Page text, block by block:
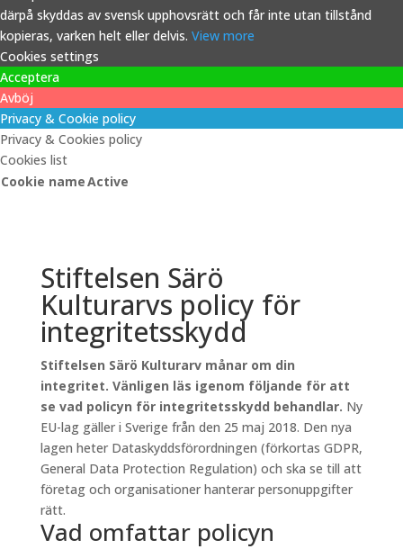
därpå skyddas av svensk upphovsrätt och får inte utan tillstånd
kopieras, varken helt eller delvis. View more
Cookies settings
Acceptera
Avböj
Privacy & Cookie policy
Privacy & Cookies policy
Cookies list
Cookie nameActive
Stiftelsen Särö
Kulturarvs policy för
integritetsskydd
Stiftelsen Särö Kulturarv månar om din
integritet. Vänligen läs igenom följande för att
se vad policyn för integritetsskydd behandlar. Ny
EU-lag gäller i Sverige från den 25 maj 2018. Den nya
lagen heter Dataskyddsförordningen (förkortas GDPR,
General Data Protection Regulation) och ska se till att
företag och organisationer hanterar personuppgifter
rätt.
Vad omfattar policyn